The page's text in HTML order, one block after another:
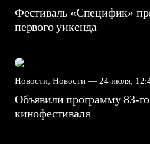
Фестиваль «Специфик»
первого уикенда
Новости, Новости — 24 июля,
Объявили программу 83-
кинофестиваля